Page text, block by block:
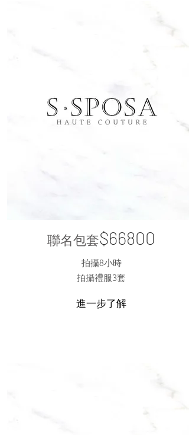
聯名包套$66800
拍攝8小時
​拍攝禮服3套
進一步了解